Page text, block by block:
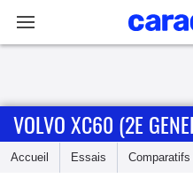
Accueil
VOLVO XC60 (2E
Accueil Essais Comparatifs